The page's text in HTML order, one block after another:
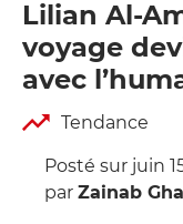
Lilian Al-
voyage
avec
Tendance
Posté sur juin
par Zainab